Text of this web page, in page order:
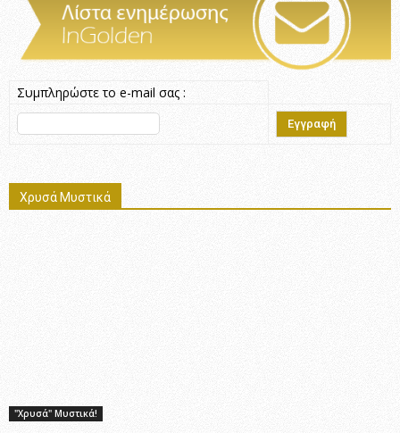
Συμπληρώστε το e-mail σας :
Χρυσά Μυστικά
"Χρυσά" Μυστικά!